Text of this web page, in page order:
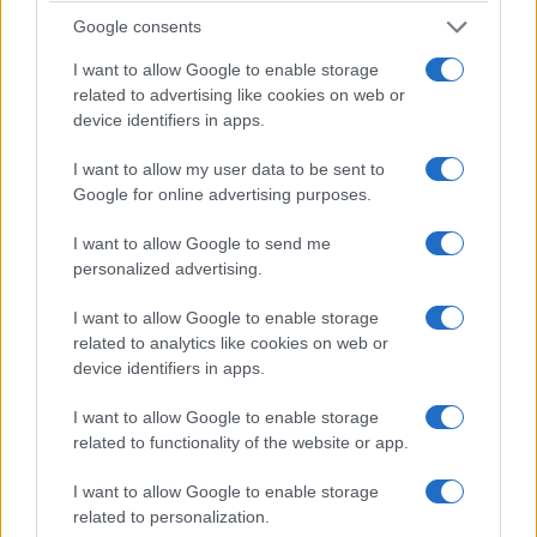
Google consents
I want to allow Google to enable storage
related to advertising like cookies on web or
device identifiers in apps.
I want to allow my user data to be sent to
Google for online advertising purposes.
I want to allow Google to send me
personalized advertising.
I want to allow Google to enable storage
related to analytics like cookies on web or
device identifiers in apps.
I want to allow Google to enable storage
related to functionality of the website or app.
I want to allow Google to enable storage
related to personalization.
ΑΙΧΜΕΣ